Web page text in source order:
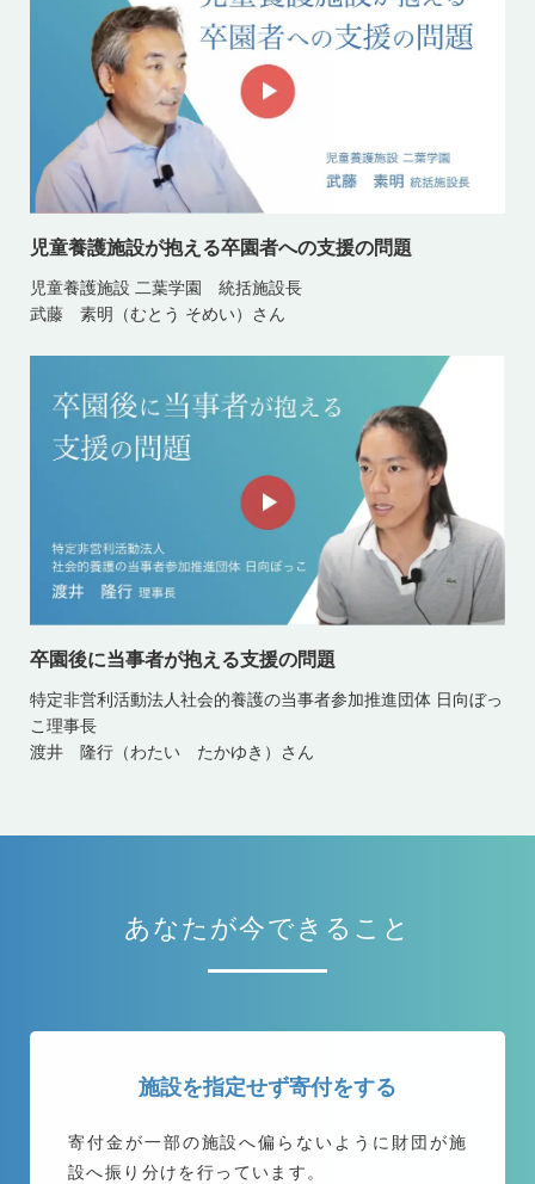
児童養護施設が抱える卒園者への支援の問題
児童養護施設 二葉学園 統括施設長
武藤 素明（むとう そめい）さん
卒園後に当事者が抱える支援の問題
特定非営利活動法人社会的養護の当事者参加推進団体 日向ぼっ
こ理事長
渡井 隆行（わたい たかゆき）さん
あなたが今できること
施設を指定せず寄付をする
寄付金が一部の施設へ偏らないように 財団が施
設へ振り分けを行っています。